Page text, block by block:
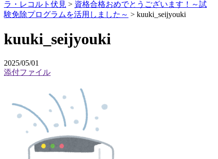
ラ・レコルト伏見 > 資格合格おめでとうございます！～試
験免除プログラムを活用しました～ > kuuki_seijyouki
kuuki_seijyouki
2025/05/01
添付ファイル